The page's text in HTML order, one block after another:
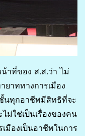
าที่ของ ส.ส.ว่า ไม่
ยาททางการเมือง
นทุกอาชีพมีสิทธิที่จะ
ม่ใช่เป็นเรื่องของคน
มืองเป็นอาชีพในการ